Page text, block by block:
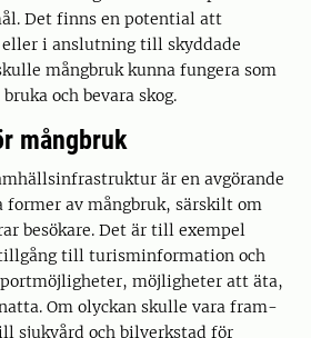
Det finns en potential att
i anslutning till skyddade
mångbruk kunna fungera som
och bevara skog.
mångbruk
är en avgöran­de
av mångbruk, särskilt om
besökare. Det är till exempel
till turisminformation och
möjligheter att äta,
Om olyckan skulle vara fram­
sjukvård och bilverkstad för